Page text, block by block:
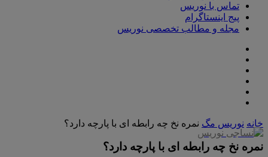
تماس با نوریس
پیج اینستاگرام
مجله و مطالب تخصصی نوریس
خانه نوریس مگ نمره نخ چه رابطه ای با پارچه دارد؟
نمره نخ چه رابطه ای با پارچه دارد؟